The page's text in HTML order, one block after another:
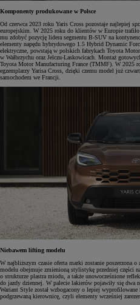
Komponenty produkowane w Polsce
Od czerwca 2023 roku Yaris Cross pozostaje najlepiej
europejskim. W 2025 roku do klientów w Europie
mu zdobyć pozycję lidera segmentu B-SUV na
elementy napędu hybrydowego 1.5 Hybrid Dynamic
elektryczne, powstają w polskich fabrykach Toyota
w Wałbrzychu oraz Jelczu-Laskowicach. Montaż
Toyota Motor Manufacturing France (TMMF). W 2025
egzemplarzy Yarisa Cross, dzięki czemu model już
samochodem we Francji.
Niebawem lifting modelu
W najbliższym czasie oferta marki zostanie poszerzona
modelu obejmuje zmienioną stylistykę przedniej części
o strukturze plastra miodu, a także unowocześnione
do jazdy dziennej. W palecie lakierów pojawiły się dwa
Wariant Style został wzbogacony o lepiej
podgrzewaną kierownicę, czyli elementy wcześniej